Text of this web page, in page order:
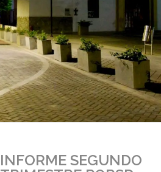
INFORME SEGUNDO